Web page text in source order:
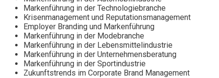
Markenführung in der Technologiebranche
Krisenmanagement und Reputationsmanagement
Employer Branding und Markenführung
Markenführung in der Modebranche
Markenführung in der Lebensmittelindustrie
Markenführung in der Unternehmensberatung
Markenführung in der Sportindustrie
Zukunftstrends im Corporate Brand Management